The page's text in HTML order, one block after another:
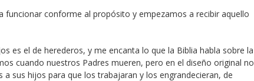
conforme al propósito y empezamos a recibir aquello
es el de herederos, y me encanta lo que la Biblia habla sobre la
cuando nuestros Padres mueren, pero en el diseño original no
sus hijos para que los trabajaran y los engrandecieran, de